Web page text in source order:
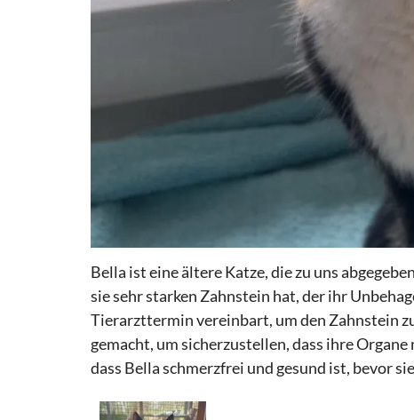
Bella ist eine ältere Katze, die zu uns
sie sehr starken Zahnstein hat, der ihr
Tierarzttermin vereinbart, um den Zahnstein
gemacht, um sicherzustellen, dass ihre
dass Bella schmerzfrei und gesund ist, bevor